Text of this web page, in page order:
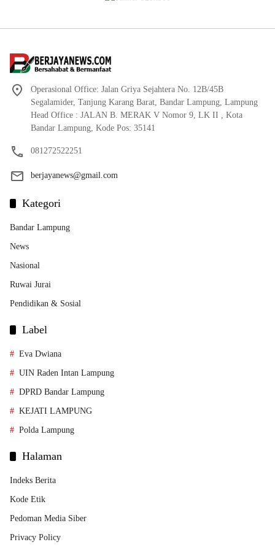
Operasional Office: Jalan Griya Sejahtera No. 12B/45B
Segalamider, Tanjung Karang Barat, Bandar Lampung, Lampung
Head Office : JALAN B. MERAK V Nomor 9, LK II , Kota
Bandar Lampung, Kode Pos: 35141
081272522251
berjayanews@gmail.com
Kategori
Bandar Lampung
News
Nasional
Ruwai Jurai
Pendidikan & Sosial
Label
Eva Dwiana
UIN Raden Intan Lampung
DPRD Bandar Lampung
KEJATI LAMPUNG
Polda Lampung
Halaman
Indeks Berita
Kode Etik
Pedoman Media Siber
Privacy Policy